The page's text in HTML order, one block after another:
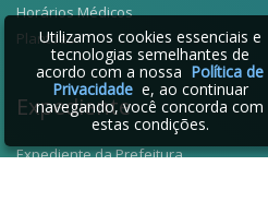
Horários Médicos
Plantões
Expediente
Expediente da Prefeitura
Utilizamos cookies essenciais e
tecnologias semelhantes de
acordo com a nossa Política de
Privacidadee, ao continuar
navegando, você concorda com
estas condições.